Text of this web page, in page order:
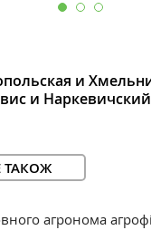
и
и
ТАКОЖ
агронома